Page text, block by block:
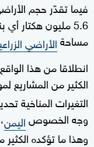
فيما تقدّر حجم
مساحةالأراضي
انطلاقا من هذا
الكثير من المشاريع
التغيرات المناخية
وجه الخصوصاليمن
وهذا ما تؤكده الكثير